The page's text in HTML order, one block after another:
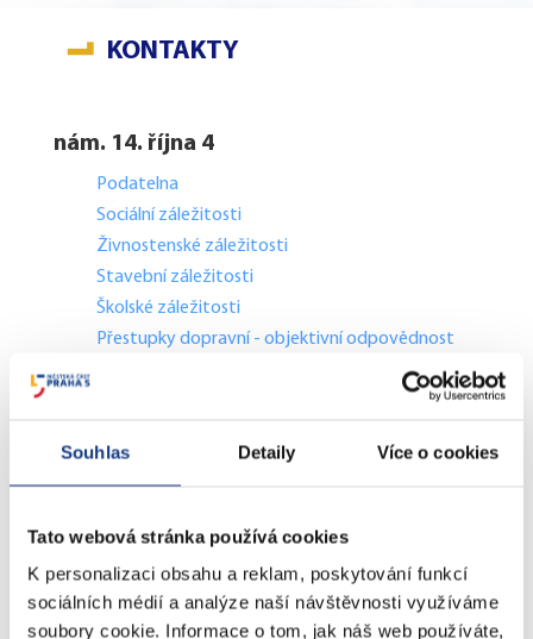
Souhlas Detaily Více o cookies
Tato webová stránka používá cookies
K personalizaci obsahu a reklam, poskytování funkcí
sociálních médií a analýze naší návštěvnosti využíváme
soubory cookie. Informace o tom, jak náš web používáte,
KONTAKTY
nám. 14. října 4
Podatelna
Sociální záležitosti
Živnostenské záležitosti
Stavební záležitosti
Školské záležitosti
Přestupky dopravní - objektivní odpovědnost
Doprava - dopravní značení
Přestupky dopravní - správní řízení
Štefánikova 13,15